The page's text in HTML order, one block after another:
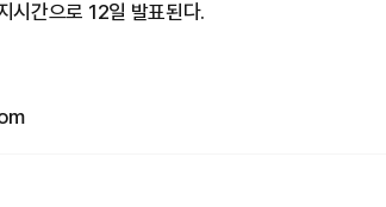
시간으로 12일 발표된다.